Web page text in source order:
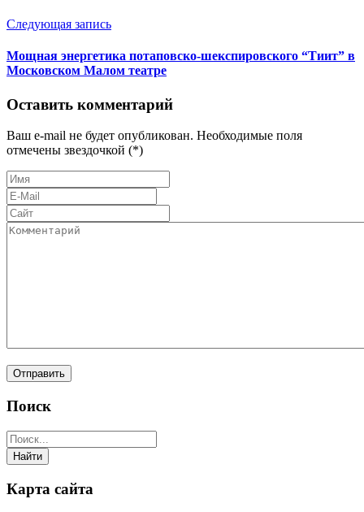
Следующая запись
Мощная энергетика потаповско-шекспировского “Тиит” в
Московском Малом театре
Оставить комментарий
Ваш e-mail не будет опубликован. Необходимые поля
отмечены звездочкой (*)
Поиск
Карта сайта